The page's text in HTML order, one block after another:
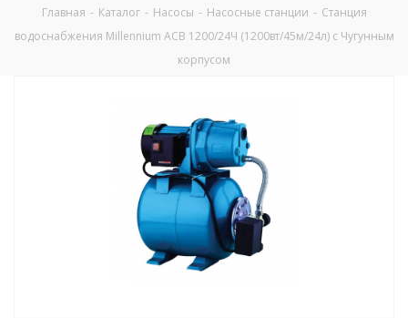
Главная - Каталог - Насосы - Насосные станции - Станция
водоснабжения Millennium АСВ 1200/24Ч (1200вт/45м/24л) с Чугунным
корпусом